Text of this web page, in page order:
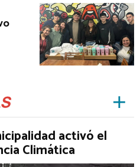
activó el
Climática